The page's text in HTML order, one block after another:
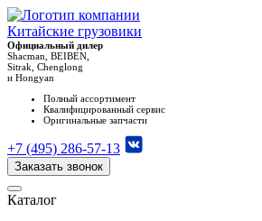
Китайские грузовики
Официальный дилер
Shacman, BEIBEN,
Sitrak, Chenglong
и Hongyan
Полный ассортимент
Квалифицированный сервис
Оригинальные запчасти
+7 (495) 286-57-13
Заказать звонок
Каталог